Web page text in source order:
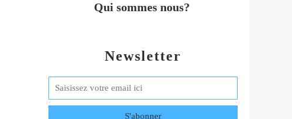
Newsletter
Qui sommes nous?